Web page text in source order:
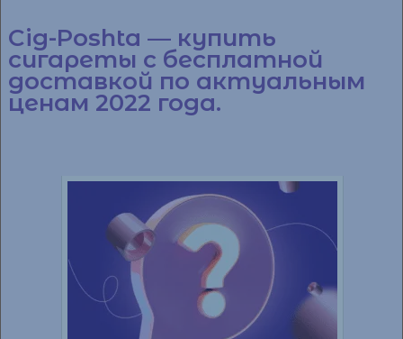
Cig-Poshta — купить
сигареты с бесплатной
доставкой по актуальным
ценам 2022 года.